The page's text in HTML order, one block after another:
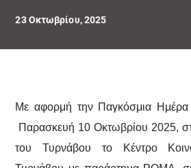
23 Οκτωβρίου, 2025
Με αφορμή την Παγκόσμια Ημέρα
Παρασκευή 10 Οκτωβρίου 2025,
του Τυρνάβου το Κέντρο